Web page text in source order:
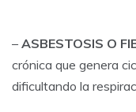
– ASBESTOSIS O
crónica que genera
dificultando la